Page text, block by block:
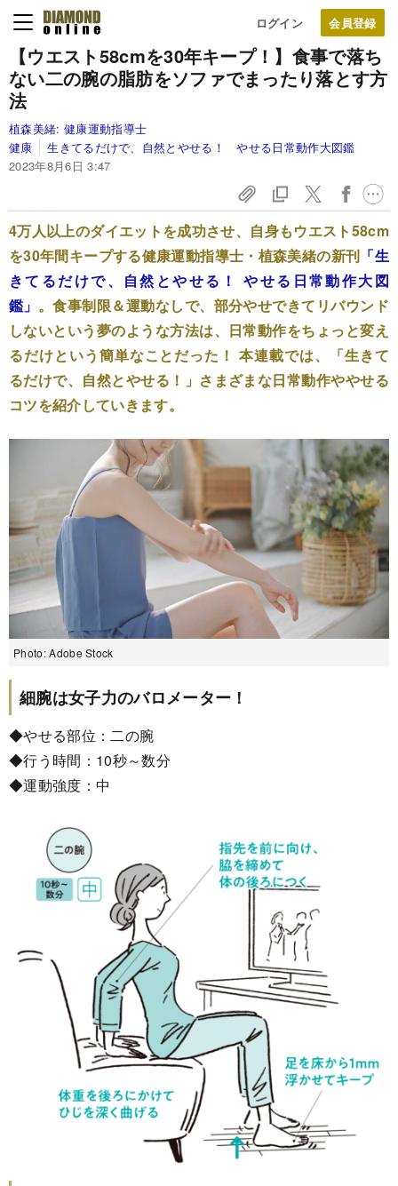
ログイン
【ウエスト58cmを30年キープ！】食事で落ち
ない二の腕の脂肪をソファでまったり落とす方
法
植森美緒: 健康運動指導士
健康
生きてるだけで、自然とやせる！ やせる日常動作大図鑑
2023年8月6日 3:47
4万人以上のダイエットを成功させ、自身もウエスト58cm
を30年間キープする健康運動指導士・植森美緒の新刊 「生
きてるだけで、自然とやせる！ やせる日常動作大図
鑑」 。食事制限＆運動なしで、部分やせできてリバウンド
しないという夢のような方法は、日常動作をちょっと変え
るだけという簡単なことだった！ 本連載では、「生きて
るだけで、自然とやせる！」さまざまな日常動作ややせる
コツを紹介していきます。
Photo: Adobe Stock
細腕は女子力のバロメーター！
◆やせる部位：二の腕
◆行う時間：10秒～数分
◆運動強度：中